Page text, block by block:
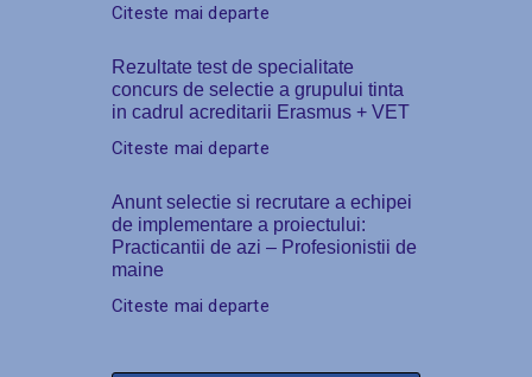
Citeste mai departe
Rezultate test de specialitate
concurs de selectie a grupului tinta
in cadrul acreditarii Erasmus + VET
Citeste mai departe
Anunt selectie si recrutare a echipei
de implementare a proiectului:
Practicantii de azi – Profesionistii de
maine
Citeste mai departe